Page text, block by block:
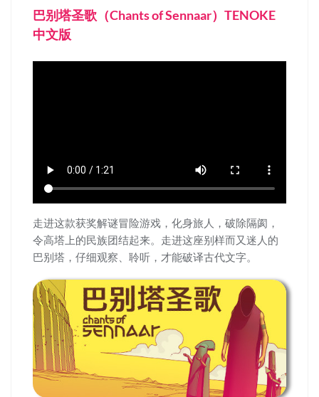
巴别塔圣歌（Chants of Sennaar）TENOKE
中文版
走进这款获奖解谜冒险游戏，化身旅人，破除隔阂，
令高塔上的民族团结起来。走进这座别样而又迷人的
巴别塔，仔细观察、聆听，才能破译古代文字。